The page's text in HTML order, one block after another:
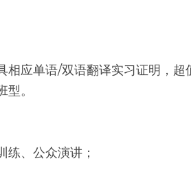
相应单语/双语翻译实习证明，超
。
、公众演讲；